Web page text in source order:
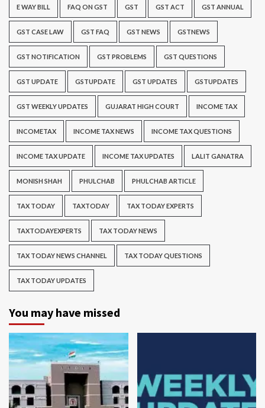
E WAY BILL FAQ ON GST GST GST ACT GST ANNUAL
GST CASE LAW GST FAQ GST NEWS GSTNEWS
GST NOTIFICATION GST PROBLEMS GST QUESTIONS
GST UPDATE GSTUPDATE GST UPDATES GSTUPDATES
GST WEEKLY UPDATES GUJARAT HIGH COURT INCOME TAX
INCOMETAX INCOME TAX NEWS INCOME TAX QUESTIONS
INCOME TAX UPDATE INCOME TAX UPDATES LALIT GANATRA
MONISH SHAH PHULCHAB PHULCHAB ARTICLE
TAX TODAY TAXTODAY TAX TODAY EXPERTS
TAXTODAYEXPERTS TAX TODAY NEWS
TAX TODAY NEWS CHANNEL TAX TODAY QUESTIONS
TAX TODAY UPDATES
You may have missed